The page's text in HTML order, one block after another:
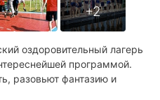
оздоровительный лагерь
программой.
разовьют фантазию и